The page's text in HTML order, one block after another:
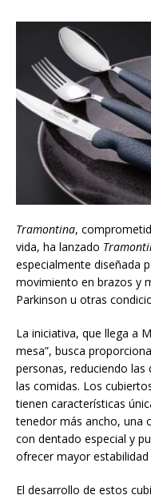
Tramontina,
vida, ha lanzado
especialmente diseñada
movimiento en brazos y
Parkinson u otras
La iniciativa, que llega a
mesa”, busca
personas, reduciendo
las comidas. Los
tienen características
tenedor más ancho, una
con dentado especial y
ofrecer mayor estabilidad
El desarrollo de estos